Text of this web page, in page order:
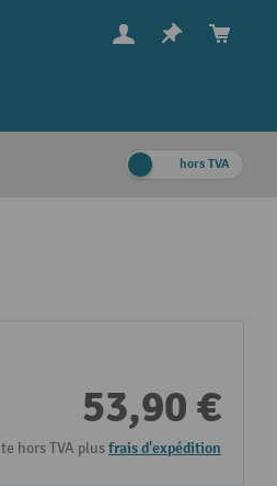
hors TVA
53,90 €
hors TVA plusfrais d'expédition